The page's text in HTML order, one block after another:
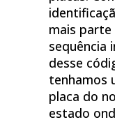
mais parte
sequência
desse
tenhamos
placa do
estado